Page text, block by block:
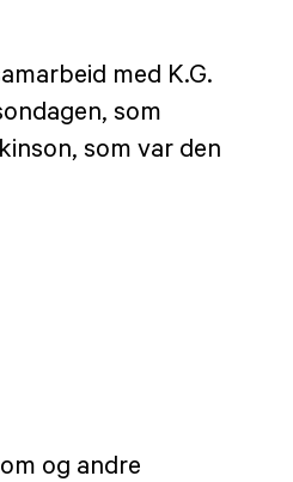
med K.G.
som
som var den
og andre